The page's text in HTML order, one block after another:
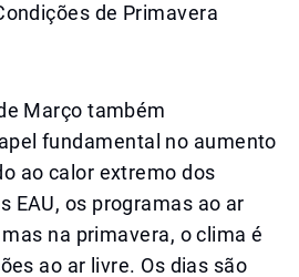
de Primavera
Março também
fundamental no aumento
ao calor extremo dos
EAU, os programas ao ar
na primavera, o clima é
ao ar livre. Os dias são